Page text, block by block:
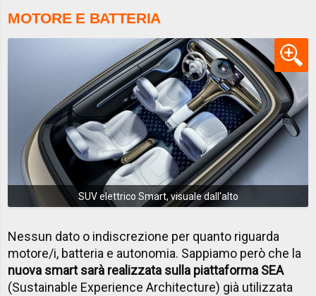
MOTORE E BATTERIA
SUV elettrico Smart, visuale dall'alto
Nessun dato o indiscrezione per quanto riguarda
motore/i, batteria e autonomia. Sappiamo però che la
nuova smart sarà realizzata sulla piattaforma SEA
(Sustainable Experience Architecture) già utilizzata